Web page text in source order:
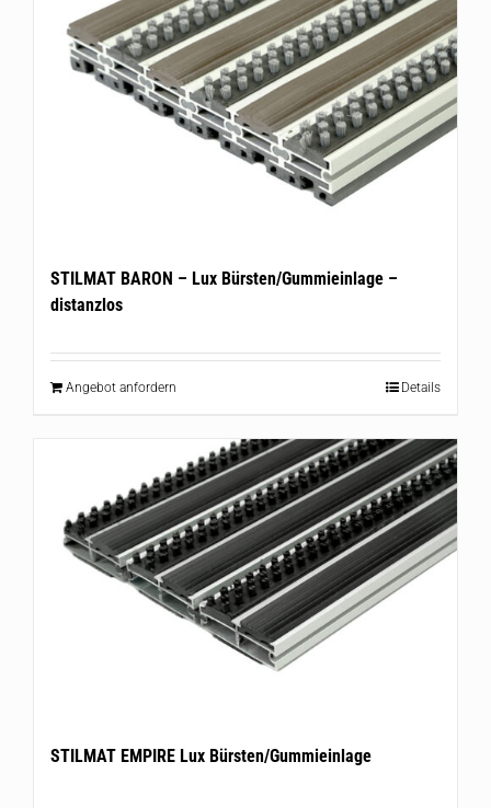
STILMAT BARON – Lux Bürsten/Gummieinlage –
distanzlos
Angebot anfordern Details
STILMAT EMPIRE Lux Bürsten/Gummieinlage